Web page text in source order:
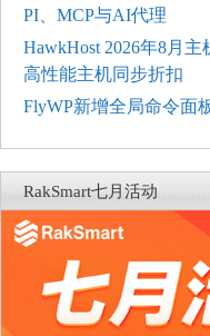
PI、MCP与AI代理
HawkHost 2026年8月主
高性能主机同步折扣
FlyWP新增全局命令面
RakSmart七月活动